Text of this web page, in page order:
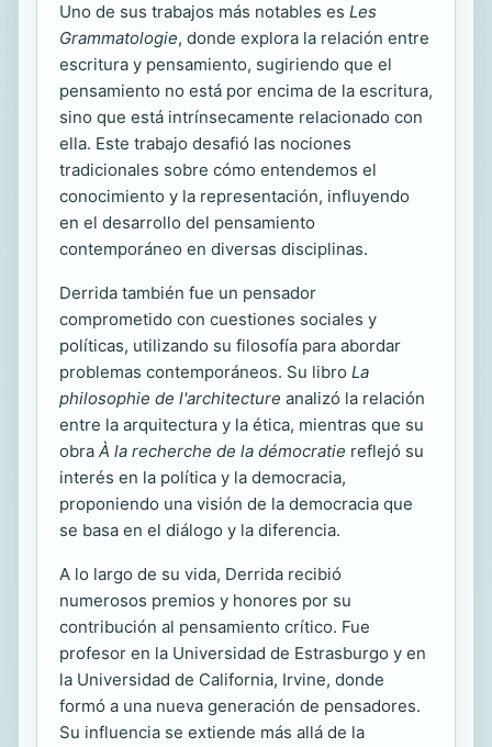
Uno de sus trabajos más notables es Les
Grammatologie, donde explora la relación entre
escritura y pensamiento, sugiriendo que el
pensamiento no está por encima de la escritura,
sino que está intrínsecamente relacionado con
ella. Este trabajo desafió las nociones
tradicionales sobre cómo entendemos el
conocimiento y la representación, influyendo
en el desarrollo del pensamiento
contemporáneo en diversas disciplinas.
Derrida también fue un pensador
comprometido con cuestiones sociales y
políticas, utilizando su filosofía para abordar
problemas contemporáneos. Su libro La
philosophie de l'architecture analizó la relación
entre la arquitectura y la ética, mientras que su
obra À la recherche de la démocratie reflejó su
interés en la política y la democracia,
proponiendo una visión de la democracia que
se basa en el diálogo y la diferencia.
A lo largo de su vida, Derrida recibió
numerosos premios y honores por su
contribución al pensamiento crítico. Fue
profesor en la Universidad de Estrasburgo y en
la Universidad de California, Irvine, donde
formó a una nueva generación de pensadores.
Su influencia se extiende más allá de la